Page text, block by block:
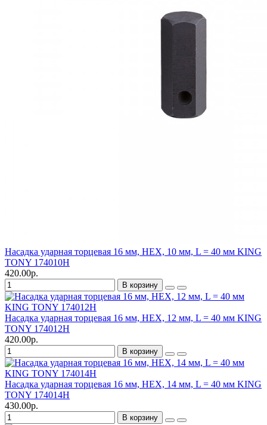
Насадка ударная торцевая 16 мм, HEX, 10 мм, L = 40 мм KING
TONY 174010H
420.00р.
В корзину
Насадка ударная торцевая 16 мм, HEX, 12 мм, L = 40 мм KING
TONY 174012H
420.00р.
В корзину
Насадка ударная торцевая 16 мм, HEX, 14 мм, L = 40 мм KING
TONY 174014H
430.00р.
В корзину